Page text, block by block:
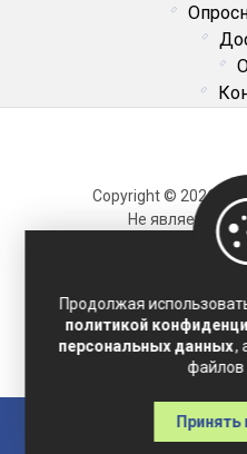
Copyright © 2026
Не является
Политика
Соглашение на
Продолжая
политикой
персональных данных,
файлов
Принять